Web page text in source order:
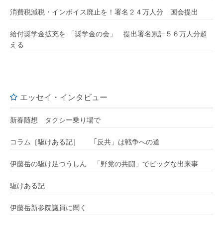
消費税減税・インボイス廃止を！署名２４万人分 国会提出
給付奨学金拡充を 「奨学金の会」 提出署名累計５６万人分超
える
エッセイ・インタビュー
新春随想 タクシー乗り場で
コラム［駆けある記］ ｢反共」は戦争への道
伊藤岳の駆け足つうしん 「野党の共闘」でビッグな出来事
駆けある記
伊藤岳新参院議員に聞く